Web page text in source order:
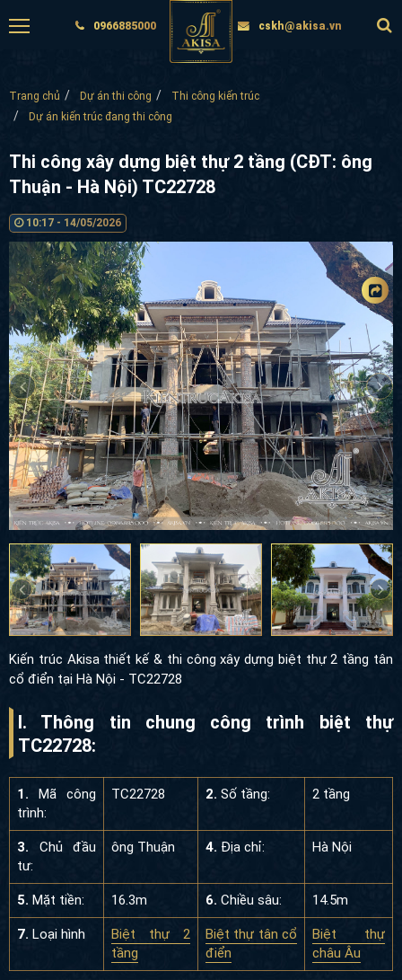
0966885000 cskh@akisa.vn
Trang chủ Dự án thi công
Thi công kiến trúc
Dự án kiến trúc đang thi công
Thi công xây dựng biệt thự 2 tầng (CĐT: ông
Thuận - Hà Nội) TC22728
10:17 - 14/05/2026
Kiến trúc Akisa thiết kế & thi công xây dựng biệt thự 2 tầng tân
cổ điển tại Hà Nội - TC22728
I. Thông tin chung công trình biệt thự
TC22728:
1. Mã công
trình:
TC22728 2. Số tầng: 2 tầng
3. Chủ đầu
tư:
ông Thuận 4. Địa chỉ: Hà Nội
5. Mặt tiền: 16.3m 6. Chiều sâu: 14.5m
7. Loại hình
Biệt thự 2
tầng
Biệt thự tân cổ
điển
Biệt thự
châu Âu